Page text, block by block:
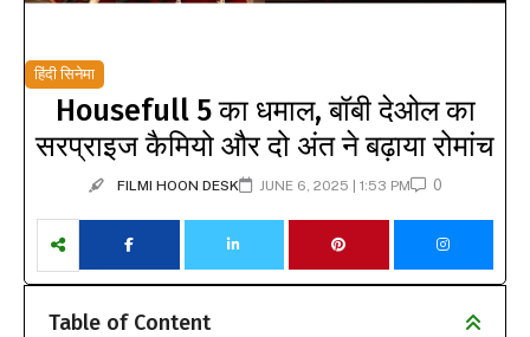
हिंदी सिनेमा
Housefull 5 का धमाल, बॉबी देओल का
सरप्राइज कैमियो और दो अंत ने बढ़ाया रोमांच
FILMI HOON DESK JUNE 6, 2025 | 1:53 PM 0
Table of Content